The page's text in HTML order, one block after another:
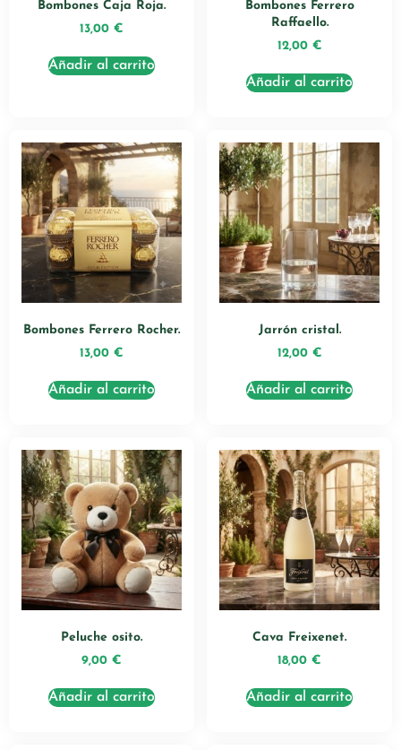
Bombones Caja Roja.
13,00 €
Añadir al carrito
Bombones Ferrero
Raffaello.
12,00 €
Añadir al carrito
Bombones Ferrero Rocher.
13,00 €
Añadir al carrito
Jarrón cristal.
12,00 €
Añadir al carrito
Peluche osito.
9,00 €
Añadir al carrito
Cava Freixenet.
18,00 €
Añadir al carrito